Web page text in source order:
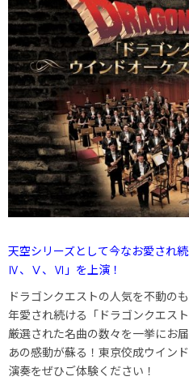
天空シリーズとして今なお愛され
Ⅳ、Ⅴ、Ⅵ」を上演！
ドラゴンクエストの人気を不動の
年愛され続ける「ドラゴンクエ
厳選された名曲の数々を一挙にお届
あの感動が蘇る！東京佼成ウイン
演奏をぜひご体験ください！